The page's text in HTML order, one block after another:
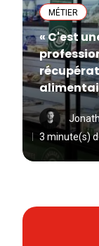
MÉTIER
« C'est
3 minute(s)